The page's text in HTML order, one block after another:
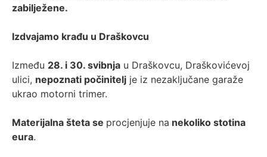
zabilježene.
Izdvajamo krađu u Draškovcu
Između 28. i 30. svibnja u Draškovcu, Draškovićevoj
ulici, nepoznati počinitelj je iz nezaključane garaže
ukrao motorni trimer.
Materijalna šteta se procjenjuje na nekoliko stotina
eura.